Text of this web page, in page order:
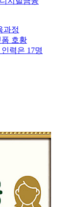
과정
호황
력은 17명